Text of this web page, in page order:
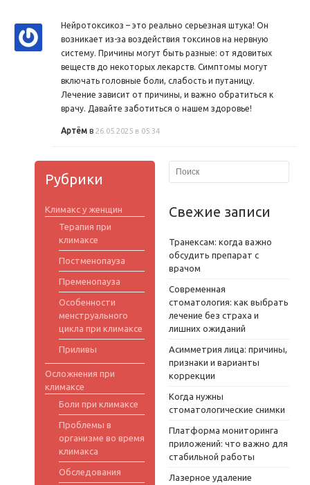
Нейротоксикоз – это реально серьезная штука! Он
возникает из-за воздействия токсинов на нервную
систему. Причины могут быть разные: от ядовитых
веществ до некоторых лекарств. Симптомы могут
включать головные боли, слабость и путаницу.
Лечение зависит от причины, и важно обратиться к
врачу. Давайте заботиться о нашем здоровье!
Артём в 26.05.2025 в 05:34
Рубрики
Климакс у женщин
Терапия при
климаксе
Постменопауза
Пременопауза
Особенности
менструального
цикла при климаксе
Приливы
Осложнения при
климаксе
Боли при климаксе
Проблемы в
организме во время
климакса
Обследования
Свежие записи
Транексам: когда важно
обсудить препарат с
врачом
Современная
стоматология: как выбрать
лечение без страха и
лишних ожиданий
Асимметрия лица: причины,
признаки и варианты
коррекции
Когда нужны
стоматологические снимки
Платформа мониторинга
приложений: что важно для
стабильной работы
Лазерное удаление